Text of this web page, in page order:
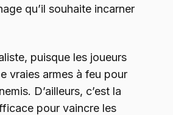
qu’il souhaite incarner
puisque les joueurs
vraies armes à feu pour
D’ailleurs, c’est la
pour vaincre les